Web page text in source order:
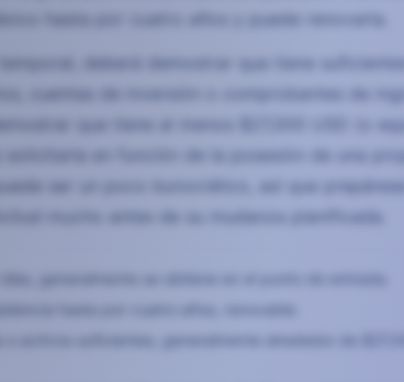
hasta por cuatro años y puede renovarla.
deberá demostrar que tiene
cuentas de inversión o comprobantes de
ser un poco burocrático, así que